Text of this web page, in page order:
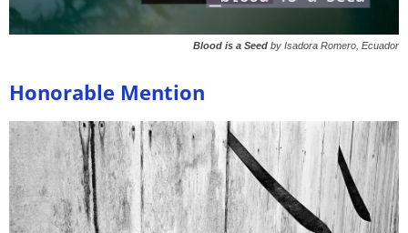
Blood is a Seed by Isadora Romero, Ecuador
Honorable Mention